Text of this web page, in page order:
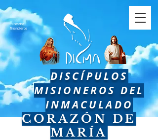
DISCÍPULOS
MISIONEROS DEL
INMACULADO
CORAZÓN DE
MARÍA
Estados
financieros